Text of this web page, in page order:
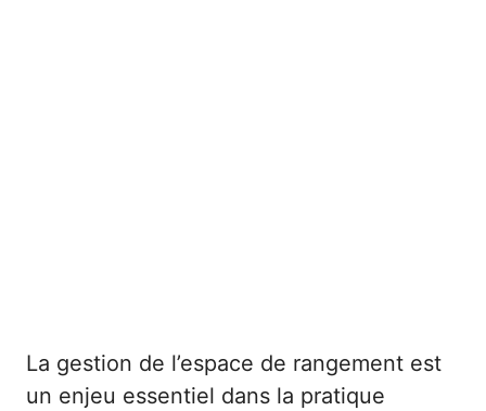
La gestion de l’espace de rangement est
un enjeu essentiel dans la pratique